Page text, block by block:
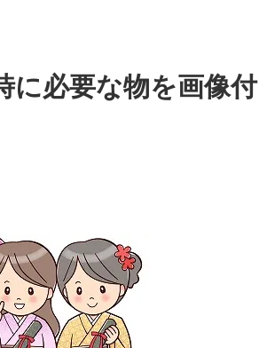
に必要な物を画像